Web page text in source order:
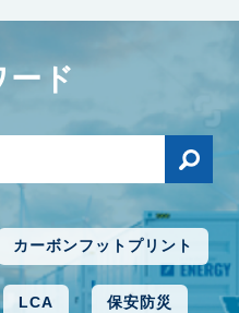
ード
カーボンフットプリント
LCA 保安防災